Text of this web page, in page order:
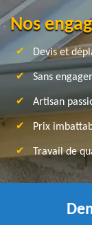
Nos
Devis et
Sans
Artisan
Prix
Travail de